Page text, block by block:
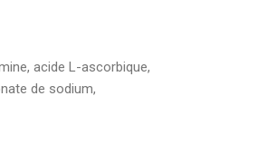
acide L-ascorbique,
de sodium,